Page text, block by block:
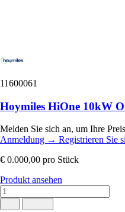
11600061
Hoymiles HiOne 10kW
Melden Sie sich an, um Ihre
Anmeldung → Registrieren Sie
€ 0.000,00 pro Stück
Produkt ansehen